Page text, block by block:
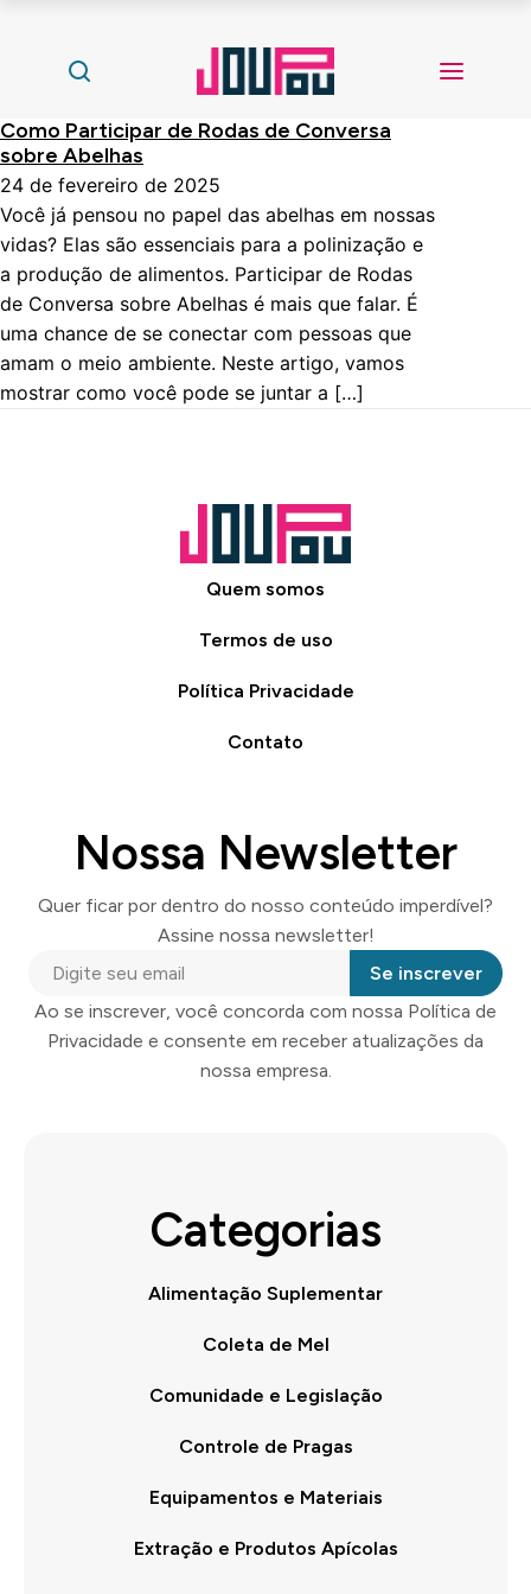
Como Participar de Rodas de Conversa
sobre Abelhas
24 de fevereiro de 2025
Você já pensou no papel das abelhas em nossas
vidas? Elas são essenciais para a polinização e
a produção de alimentos. Participar de Rodas
de Conversa sobre Abelhas é mais que falar. É
uma chance de se conectar com pessoas que
amam o meio ambiente. Neste artigo, vamos
mostrar como você pode se juntar a […]
Quem somos
Termos de uso
Política Privacidade
Contato
Nossa Newsletter
Quer ficar por dentro do nosso conteúdo imperdível?
Assine nossa newsletter!
Se inscrever
Ao se inscrever, você concorda com nossa Política de
Privacidade e consente em receber atualizações da
nossa empresa.
Categorias
Alimentação Suplementar
Coleta de Mel
Comunidade e Legislação
Controle de Pragas
Equipamentos e Materiais
Extração e Produtos Apícolas